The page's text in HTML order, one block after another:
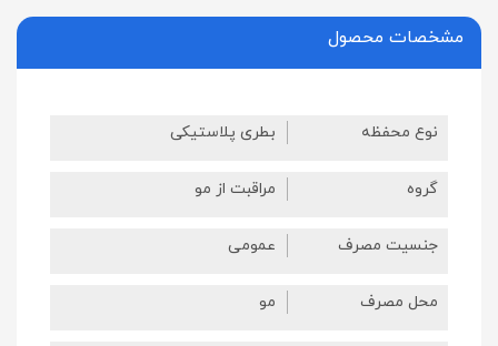
مشخصات محصول
نوع محفظه بطری پلاستیکی
گروه مراقبت از مو
جنسیت مصرف عمومی
محل مصرف مو